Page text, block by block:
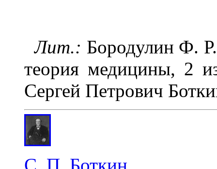
Лит.: Бородулин Ф.
теория медицины, 2
Сергей Петрович